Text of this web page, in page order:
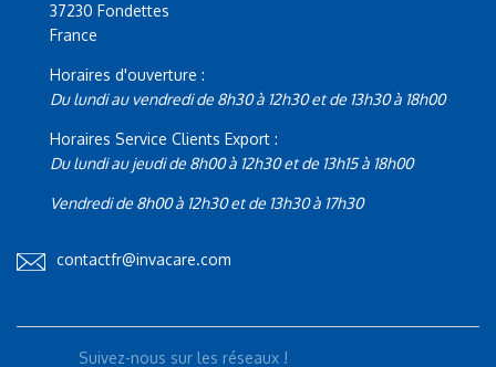
37230 Fondettes
France
Horaires d'ouverture :
Du lundi au vendredi de 8h30 à 12h30 et de 13h30 à 18h00
Horaires Service Clients Export :
Du lundi au jeudi de 8h00 à 12h30 et de 13h15 à 18h00
Vendredi de 8h00 à 12h30 et de 13h30 à 17h30
contactfr@invacare.com
Suivez-nous sur les réseaux !